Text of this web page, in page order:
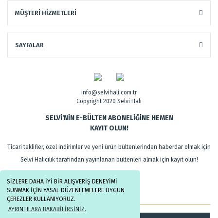
SİZLERE DAHA İYİ BİR ALIŞVERİŞ DENEYİMİ
SUNMAK İÇİN YASAL DÜZENLEMELERE UYGUN
ÇEREZLER KULLANIYORUZ.
AYRINTILARA BAKABİLİRSİNİZ.
MÜŞTERİ HİZMETLERİ
SAYFALAR
info@selvihali.com.tr
Copyright 2020 Selvi Halı
SELVİ'NİN E-BÜLTEN ABONELİĞİNE HEMEN
KAYIT OLUN!
Ticari teklifler, özel indirimler ve yeni ürün bültenlerinden haberdar olmak için
Selvi Halıcılık tarafından yayınlanan bültenleri almak için kayıt olun!